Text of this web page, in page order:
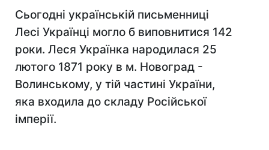
Сьогодні українській письменниці
Лесі Українці могло б виповнитися 142
роки. Леся Українка народилася 25
лютого 1871 року в м. Новоград -
Волинському, у тій частині України,
яка входила до складу Російської
імперії.